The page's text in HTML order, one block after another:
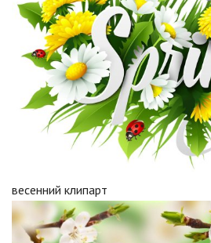
весенний клипарт